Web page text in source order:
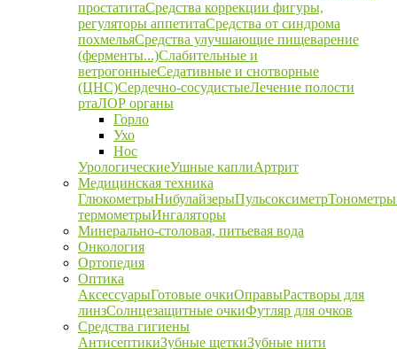
простатитаСредства коррекции фигуры,
регуляторы аппетитаСредства от синдрома
похмельяСредства улучшающие пищеварение
(ферменты...)Слабительные и
ветрогонныеСедативные и снотворные
(ЦНС)Сердечно-сосудистыеЛечение полости
ртаЛОР органы
Горло
Ухо
Нос
УрологическиеУшные каплиАртрит
Медицинская техника
ГлюкометрыНибулайзерыПульсоксиметрТонометры
термометрыИнгаляторы
Минерально-столовая, питьевая вода
Онкология
Ортопедия
Оптика
АксессуарыГотовые очкиОправыРастворы для
линзСолнцезащитные очкиФутляр для очков
Средства гигиены
АнтисептикиЗубные щеткиЗубные нити